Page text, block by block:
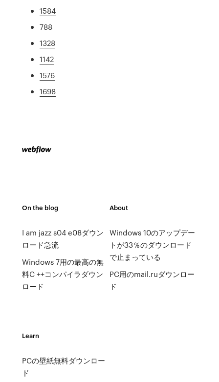
1584
788
1328
1142
1576
1698
On the blog
I am jazz s04 e08ダウン
ロード急流
Windows 7用の最高の無
料C ++コンパイラダウン
ロード
About
Windows 10のアップデー
トが33％のダウンロード
で止まっている
PC用のmail.ruダウンロー
ド
Learn
PCの壁紙無料ダウンロー
ド